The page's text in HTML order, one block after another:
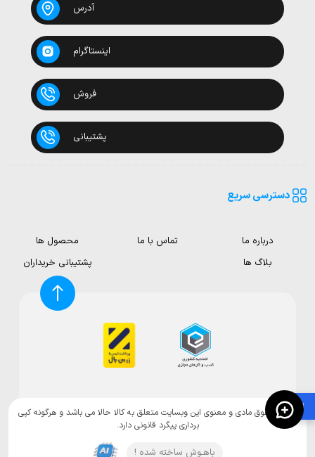
🛍️
آدرس
اینستاگرام
فروش
پشتیبانی
دسترسی سریع
درباره ما تماس با ما
محصول ها
بلاگ ها
پشتیبانی خریداران
تمامی حقوق مادی و معنوی این وبسایت متعلق به کالا حالا می باشد و هرگونه کپی
برداری پیگرد قانونی دارد.
باهـوش ساخته شده !